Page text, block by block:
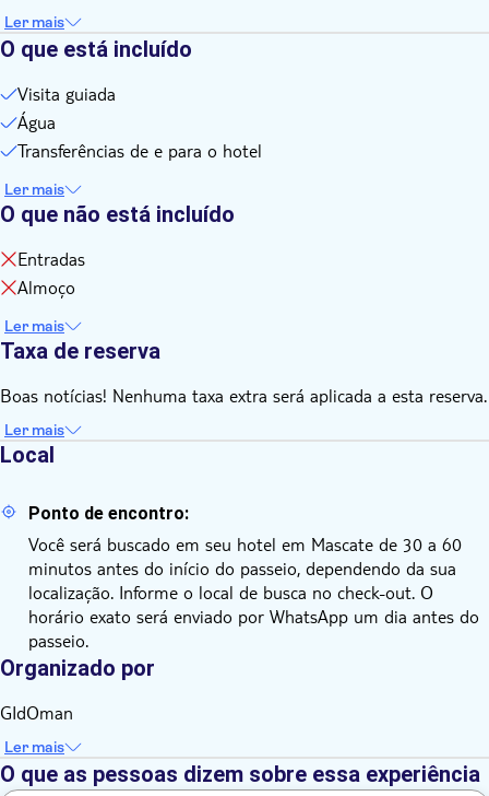
Ler mais
O que está incluído
Visita guiada
Água
Transferências de e para o hotel
Ler mais
O que não está incluído
Entradas
Almoço
Ler mais
Taxa de reserva
Boas notícias! Nenhuma taxa extra será aplicada a esta reserva.
Ler mais
Local
Ponto de encontro:
Você será buscado em seu hotel em Mascate de 30 a 60
minutos antes do início do passeio, dependendo da sua
localização. Informe o local de busca no check-out. O
horário exato será enviado por WhatsApp um dia antes do
passeio.
Organizado por
GIdOman
Ler mais
O que as pessoas dizem sobre essa experiência